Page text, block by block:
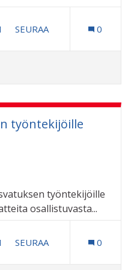
1 SEURAAJA
SEURAA 0
työntekijöille
työntekijöille
osallistuvasta...
1 SEURAAJA
SEURAA 0